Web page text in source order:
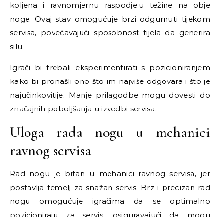
koljena i ravnomjernu raspodjelu težine na obje
noge. Ovaj stav omogućuje brzi odgurnuti tijekom
servisa, povećavajući sposobnost tijela da generira
silu.
Igrači bi trebali eksperimentirati s pozicioniranjem
kako bi pronašli ono što im najviše odgovara i što je
najučinkovitije. Manje prilagodbe mogu dovesti do
značajnih poboljšanja u izvedbi servisa.
Uloga rada nogu u mehanici
ravnog servisa
Rad nogu je bitan u mehanici ravnog servisa, jer
postavlja temelj za snažan servis. Brz i precizan rad
nogu omogućuje igračima da se optimalno
pozicioniraju za servis, osiguravajući da mogu